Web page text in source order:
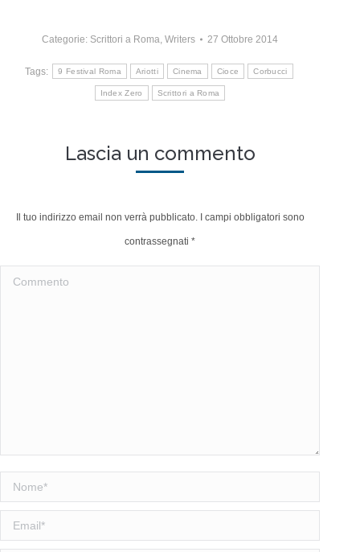
Categorie: Scrittori a Roma Writers 27 Ottobre 2014
Tags: 9 Festival Roma Ariotti Cinema Cioce Corbucci
Index Zero Scrittori a Roma
Lascia un commento
Il tuo indirizzo email non verrà pubblicato. I campi obbligatori sono
contrassegnati *
Commento
Nome *
Email *